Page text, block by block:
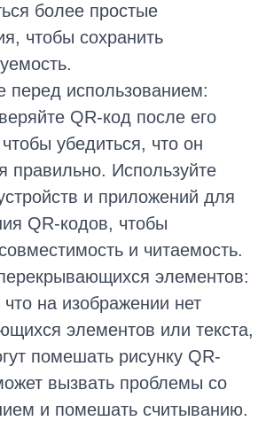
более простые
чтобы сохранить
перед использованием:
QR-код после его
убедиться, что он
правильно. Используйте
и приложений для
QR-кодов, чтобы
и читаемость.
элементов:
на изображении нет
элементов или текста,
помешать рисунку QR-
вызвать проблемы со
и помешать считыванию.